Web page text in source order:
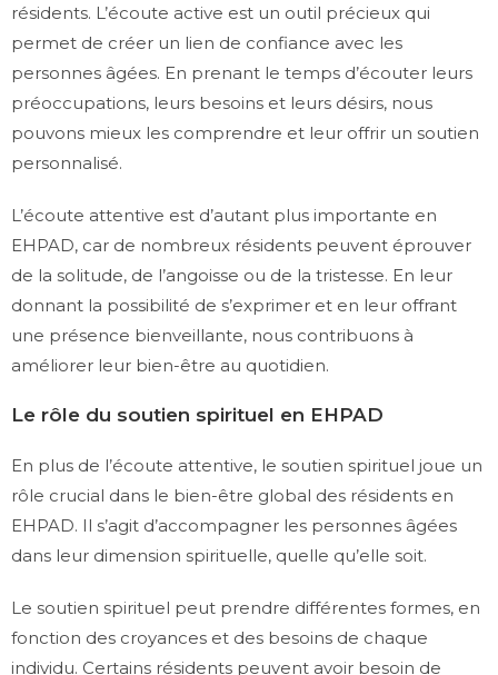
résidents. L’écoute active est un outil précieux qui
permet de créer un lien de confiance avec les
personnes âgées. En prenant le temps d’écouter leurs
préoccupations, leurs besoins et leurs désirs, nous
pouvons mieux les comprendre et leur offrir un soutien
personnalisé.
L’écoute attentive est d’autant plus importante en
EHPAD, car de nombreux résidents peuvent éprouver
de la solitude, de l’angoisse ou de la tristesse. En leur
donnant la possibilité de s’exprimer et en leur offrant
une présence bienveillante, nous contribuons à
améliorer leur bien-être au quotidien.
Le rôle du soutien spirituel en EHPAD
En plus de l’écoute attentive, le soutien spirituel joue un
rôle crucial dans le bien-être global des résidents en
EHPAD. Il s’agit d’accompagner les personnes âgées
dans leur dimension spirituelle, quelle qu’elle soit.
Le soutien spirituel peut prendre différentes formes, en
fonction des croyances et des besoins de chaque
individu. Certains résidents peuvent avoir besoin de